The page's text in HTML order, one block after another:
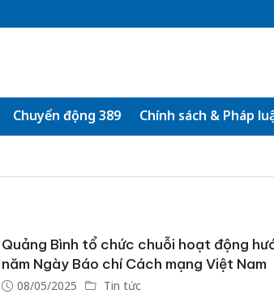
Chuyển động 389 Chính sách & Pháp
Quảng Bình tổ chức chuỗi hoạt động
năm Ngày Báo chí Cách mạng Việt Nam
08/05/2025 Tin tức